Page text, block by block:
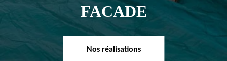
FACADE
Nos réalisations